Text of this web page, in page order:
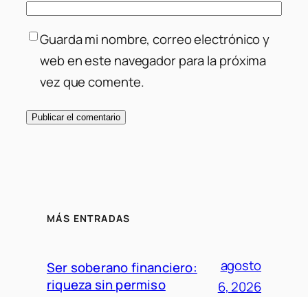
Guarda mi nombre, correo electrónico y
web en este navegador para la próxima
vez que comente.
MÁS ENTRADAS
Ser soberano financiero:
riqueza sin permiso
agosto
6, 2026